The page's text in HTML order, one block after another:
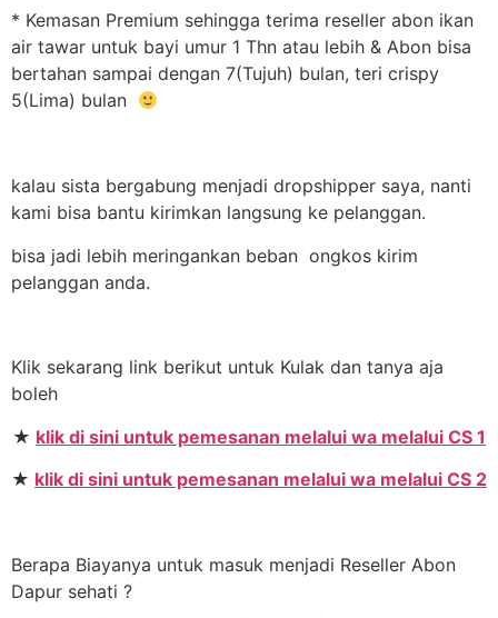
* Kemasan Premium sehingga terima reseller abon ikan
air tawar untuk bayi umur 1 Thn atau lebih & Abon bisa
bertahan sampai dengan 7(Tujuh) bulan, teri crispy
5(Lima) bulan
kalau sista bergabung menjadi dropshipper saya, nanti
kami bisa bantu kirimkan langsung ke pelanggan.
bisa jadi lebih meringankan beban ongkos kirim
pelanggan anda.
Klik sekarang link berikut untuk Kulak dan tanya aja
boleh
★ klik di sini untuk pemesanan melalui wa melalui CS 1
★ klik di sini untuk pemesanan melalui wa melalui CS 2
Berapa Biayanya untuk masuk menjadi Reseller Abon
Dapur sehati ?